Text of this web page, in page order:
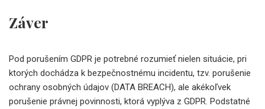
Záver
Pod porušením GDPR je potrebné rozumieť nielen situácie, pri
ktorých dochádza k bezpečnostnému incidentu, tzv. porušenie
ochrany osobných údajov (DATA BREACH), ale akékoľvek
porušenie právnej povinnosti, ktorá vyplýva z GDPR. Podstatné